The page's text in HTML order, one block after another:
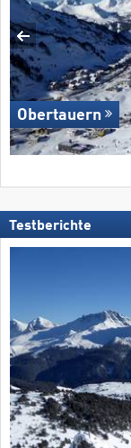
Obertauern
Testberichte